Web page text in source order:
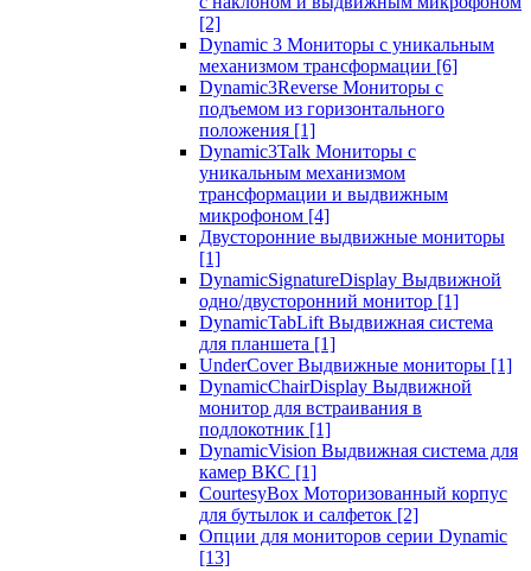
[2]
Dynamic 3 Мониторы с уникальным
механизмом трансформации [6]
Dynamic3Reverse Мониторы с
подъемом из горизонтального
положения [1]
Dynamic3Talk Мониторы с
уникальным механизмом
трансформации и выдвижным
микрофоном [4]
Двусторонние выдвижные мониторы
[1]
DynamicSignatureDisplay Выдвижной
одно/двусторонний монитор [1]
DynamicTabLift Выдвижная система
для планшета [1]
UnderCover Выдвижные мониторы [1]
DynamicChairDisplay Выдвижной
монитор для встраивания в
подлокотник [1]
DynamicVision Выдвижная система для
камер ВКС [1]
CourtesyBox Моторизованный корпус
для бутылок и салфеток [2]
Опции для мониторов серии Dynamic
[13]